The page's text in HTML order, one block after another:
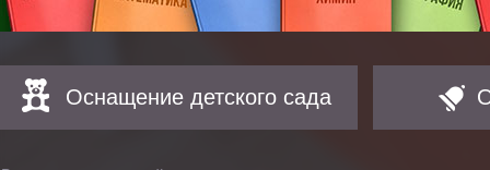
Оснащение детского сада